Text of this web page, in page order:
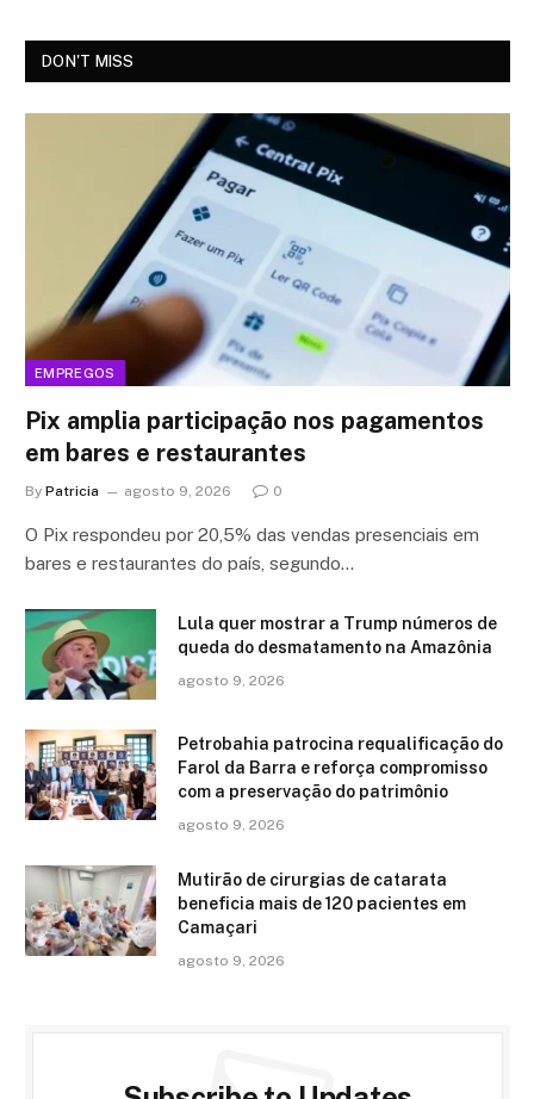
DON'T MISS
EMPREGOS
Pix amplia participação nos pagamentos
em bares e restaurantes
By Patricia agosto 9, 2026 0
O Pix respondeu por 20,5% das vendas presenciais em
bares e restaurantes do país, segundo…
Lula quer mostrar a Trump números de
queda do desmatamento na Amazônia
agosto 9, 2026
Petrobahia patrocina requalificação do
Farol da Barra e reforça compromisso
com a preservação do patrimônio
agosto 9, 2026
Mutirão de cirurgias de catarata
beneficia mais de 120 pacientes em
Camaçari
agosto 9, 2026